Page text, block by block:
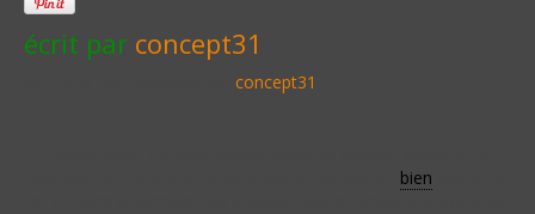
écrit par concept31
concept31
bien